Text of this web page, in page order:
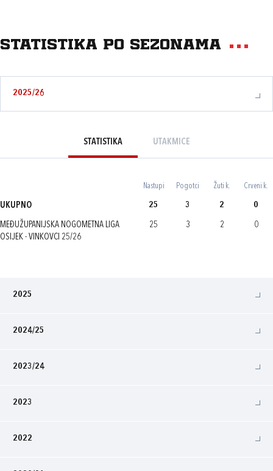
Statistika po sezonama
2025/26
STATISTIKA UTAKMICE
Nastupi Pogotci Žuti k. Crveni k.
UKUPNO 25 3 2 0
MEĐUŽUPANIJSKA NOGOMETNA LIGA
OSIJEK - VINKOVCI 25/26
25 3 2 0
2025
2024/25
2023/24
2023
2022